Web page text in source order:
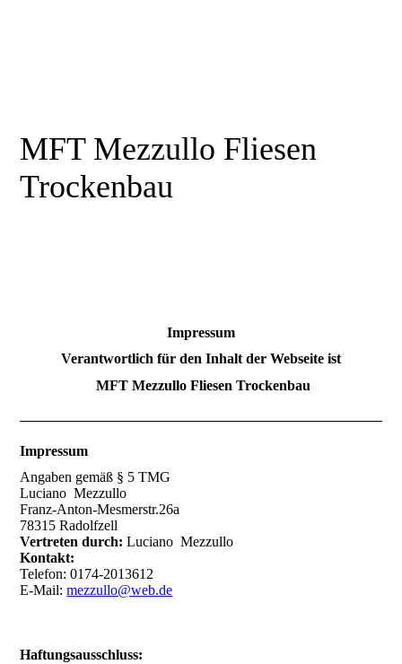
MFT Mezzullo Fliesen
Trockenbau
Impressum
Verantwortlich für den Inhalt der Webseite ist
MFT Mezzullo Fliesen Trockenbau
Impressum
Angaben gemäß § 5 TMG
Luciano Mezzullo
Franz-Anton-Mesmerstr.26a
78315 Radolfzell
Vertreten durch:Luciano Mezzullo
Kontakt:
Telefon: 0174-2013612
E-Mail:mezzullo@web.de
Haftungsausschluss: